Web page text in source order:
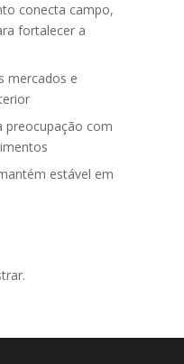
conecta campo,
fortalecer a
mercados e
preocupação com
estável em